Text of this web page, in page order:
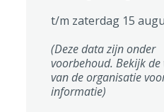
t/m zaterdag 15
(Deze data zijn onder
voorbehoud. Bekijk de
van de organisatie
informatie)